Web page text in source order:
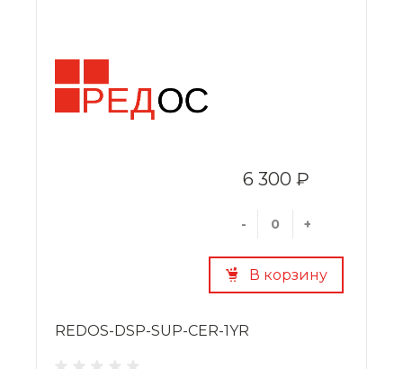
6 300 ₽
- +
В корзину
REDOS-DSP-SUP-CER-1YR